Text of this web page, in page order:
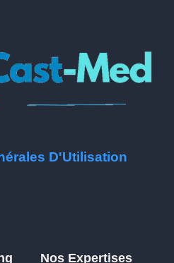
D'Utilisation
Nos Expertises